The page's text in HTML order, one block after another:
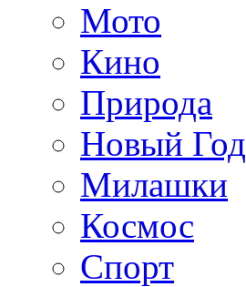
Мото
Кино
Природа
Новый Год
Милашки
Космос
Спорт